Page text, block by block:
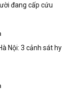
đang cấp cứu
Nội: 3 cảnh sát hy